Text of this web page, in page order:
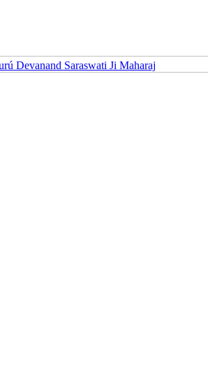
Devanand Saraswati Ji Maharaj